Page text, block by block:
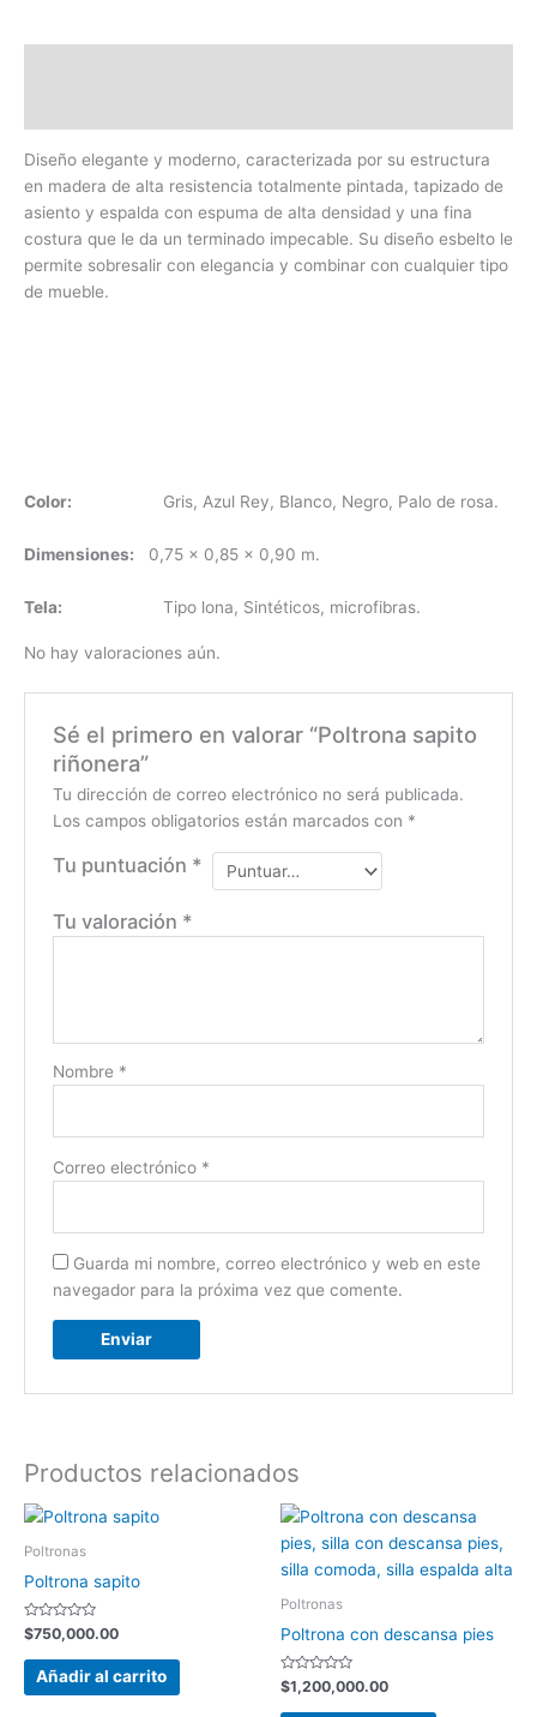
Diseño elegante y moderno, caracterizada por su estructura
en madera de alta resistencia totalmente pintada, tapizado de
asiento y espalda con espuma de alta densidad y una fina
costura que le da un terminado impecable. Su diseño esbelto le
permite sobresalir con elegancia y combinar con cualquier tipo
de mueble.
Color: Gris, Azul Rey, Blanco, Negro, Palo de rosa.
Dimensiones: 0,75 x 0,85 x 0,90 m.
Tela: Tipo lona, Sintéticos, microfibras.
No hay valoraciones aún.
Sé el primero en valorar “Poltrona sapito
riñonera”
Tu dirección de correo electrónico no será publicada.
Los campos obligatorios están marcados con *
Tu puntuación *
Tu valoración *
Nombre *
Correo electrónico *
Guarda mi nombre, correo electrónico y web en este
navegador para la próxima vez que comente.
Productos relacionados
Poltronas
Poltrona sapito
Valorado
con
0
$750,000.00
Añadir al carrito
Poltronas
Poltrona con descansa pies
Valorado
con
0
$1,200,000.00